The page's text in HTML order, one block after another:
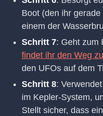
Boot (den ihr
einem der
Schritt 7: Geht zum
findet ihr den Weg
den UFOs auf dem
Schritt 8:
im Kepler-System,
Stellt sicher, dass